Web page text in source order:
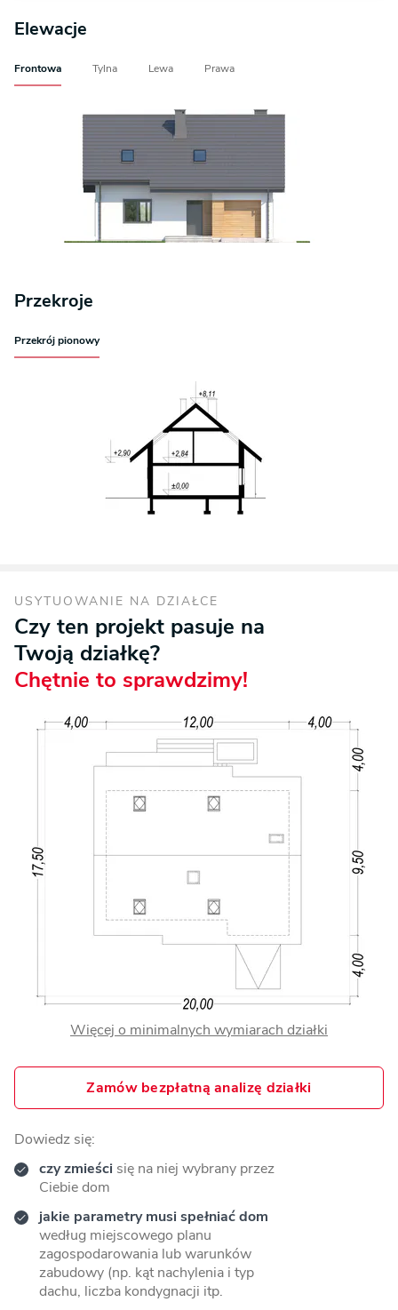
Elewacje
Frontowa Tylna Lewa Prawa
Przekroje
Przekrój pionowy
USYTUOWANIE NA DZIAŁCE
Czy ten projekt pasuje na
Twoją działkę?
Chętnie to sprawdzimy!
Więcej o minimalnych wymiarach działki
Zamów bezpłatną analizę działki
Dowiedz się:
czy zmieści się na niej wybrany przez
Ciebie dom
jakie parametry musi spełniać dom
według miejscowego planu
zagospodarowania lub warunków
zabudowy (np. kąt nachylenia i typ
dachu, liczba kondygnacji itp.